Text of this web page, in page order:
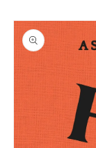
Skip to
product
information